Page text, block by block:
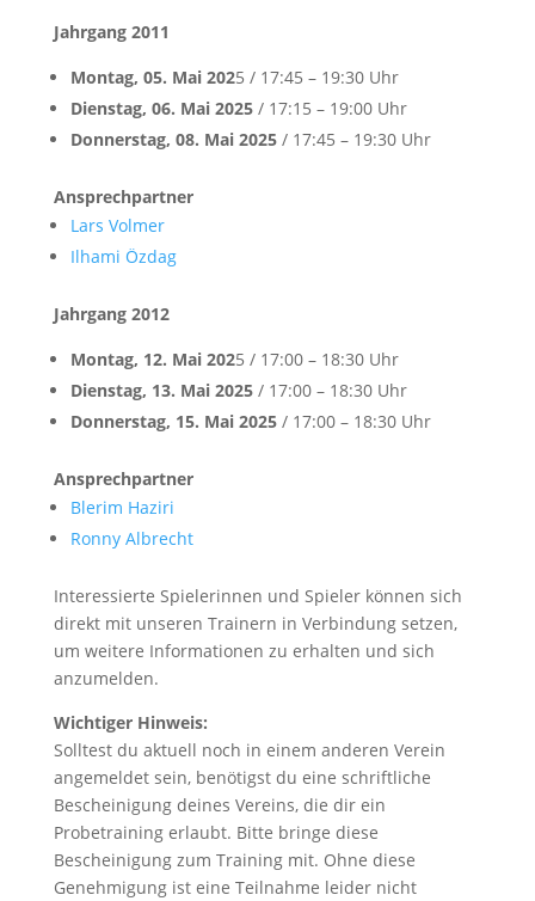
Jahrgang 2011
Montag, 05. Mai 2025 / 17:45 – 19:30 Uhr
Dienstag, 06. Mai 2025/ 17:15 – 19:00 Uhr
Donnerstag, 08. Mai 2025/ 17:45 – 19:30 Uhr
Ansprechpartner
Lars Volmer
Ilhami Özdag
Jahrgang 2012
Montag, 12. Mai 2025 / 17:00 – 18:30 Uhr
Dienstag, 13. Mai 2025/ 17:00 – 18:30 Uhr
Donnerstag, 15. Mai 2025/ 17:00 – 18:30 Uhr
Ansprechpartner
Blerim Haziri
Ronny Albrecht
Interessierte Spielerinnen und Spieler können sich
direkt mit unseren Trainern in Verbindung setzen,
um weitere Informationen zu erhalten und sich
anzumelden.
Wichtiger Hinweis:
Solltest du aktuell noch in einem anderen Verein
angemeldet sein, benötigst du eine schriftliche
Bescheinigung deines Vereins, die dir ein
Probetraining erlaubt. Bitte bringe diese
Bescheinigung zum Training mit. Ohne diese
Genehmigung ist eine Teilnahme leider nicht